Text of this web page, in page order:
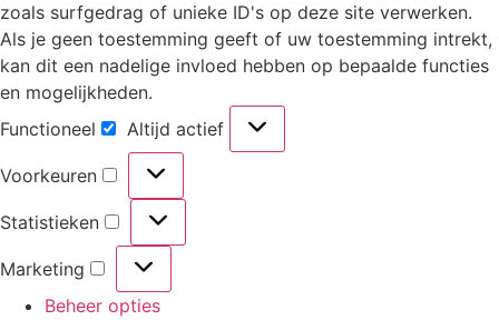
zoals surfgedrag of unieke ID's op deze site verwerken.
Als je geen toestemming geeft of uw toestemming intrekt,
kan dit een nadelige invloed hebben op bepaalde functies
en mogelijkheden.
Functioneel
Altijd actief
Voorkeuren
Statistieken
Marketing
Beheer opties